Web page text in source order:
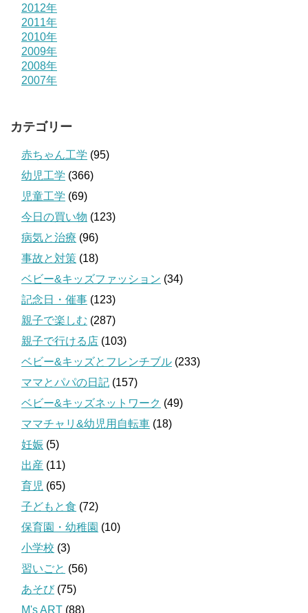
2012年
2011年
2010年
2009年
2008年
2007年
カテゴリー
赤ちゃん工学 (95)
幼児工学 (366)
児童工学 (69)
今日の買い物 (123)
病気と治療 (96)
事故と対策 (18)
ベビー&キッズファッション (34)
記念日・催事 (123)
親子で楽しむ (287)
親子で行ける店 (103)
ベビー&キッズとフレンチブル (233)
ママとパパの日記 (157)
ベビー&キッズネットワーク (49)
ママチャリ&幼児用自転車 (18)
妊娠 (5)
出産 (11)
育児 (65)
子どもと食 (72)
保育園・幼稚園 (10)
小学校 (3)
習いごと (56)
あそび(75)
M's ART (88)